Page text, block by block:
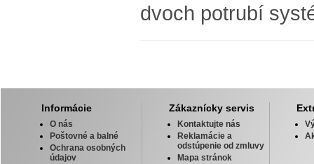
dvoch potrubí
Informácie
O nás
Poštovné a balné
Ochrana osobných
údajov
Zákaznícky servis
Kontaktujte nás
Reklamácie a
odstúpenie od zmluvy
Mapa stránok